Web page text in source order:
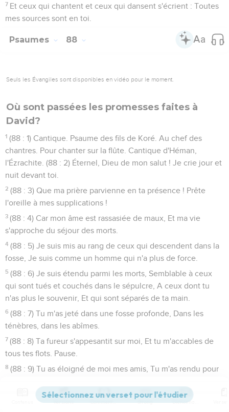
7 Et ceux qui chantent et ceux qui dansent s'écrient : Toutes
mes sources sont en toi.
Psaumes 88
Seuls les Évangiles sont disponibles en vidéo pour le moment.
Où sont passées les promesses faites à
David?
1 (88 : 1) Cantique. Psaume des fils de Koré. Au chef des
chantres. Pour chanter sur la flûte. Cantique d'Héman,
l'Ézrachite. (88 : 2) Éternel, Dieu de mon salut ! Je crie jour et
nuit devant toi.
2 (88 : 3) Que ma prière parvienne en ta présence ! Prête
l'oreille à mes supplications !
3 (88 : 4) Car mon âme est rassasiée de maux, Et ma vie
s'approche du séjour des morts.
4 (88 : 5) Je suis mis au rang de ceux qui descendent dans la
fosse, Je suis comme un homme qui n'a plus de force.
5 (88 : 6) Je suis étendu parmi les morts, Semblable à ceux
qui sont tués et couchés dans le sépulcre, A ceux dont tu
n'as plus le souvenir, Et qui sont séparés de ta main.
6 (88 : 7) Tu m'as jeté dans une fosse profonde, Dans les
ténèbres, dans les abîmes.
7 (88 : 8) Ta fureur s'appesantit sur moi, Et tu m'accables de
tous tes flots. Pause.
8 (88 : 9) Tu as éloigné de moi mes amis, Tu m'as rendu pour
(88 : 10) Mes yeux se consument dans la souffrance ; Je
Versions Commentaires Strong